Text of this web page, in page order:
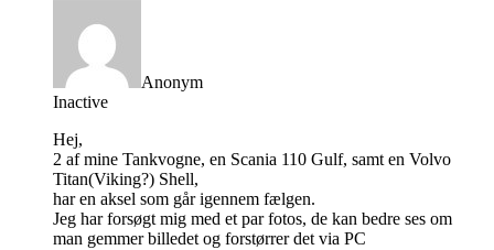
Anonym
Inactive
Hej,
2 af mine Tankvogne, en Scania 110 Gulf, samt en Volvo
Titan(Viking?) Shell,
har en aksel som går igennem fælgen.
Jeg har forsøgt mig med et par fotos, de kan bedre ses om
man gemmer billedet og forstørrer det via PC